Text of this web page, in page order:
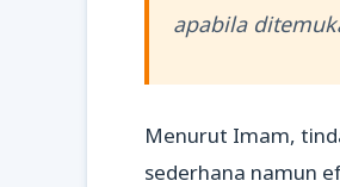
apabila
Menurut Imam,
sederhana namun